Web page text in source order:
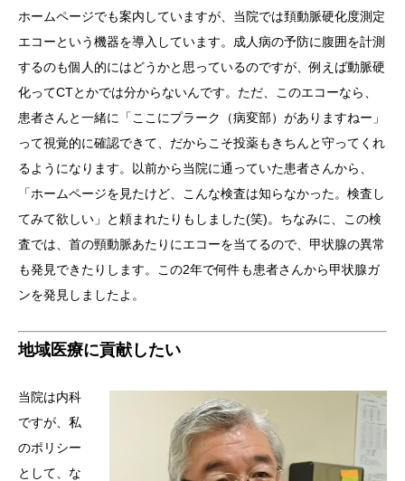
ホームページでも案内していますが、当院では頚動脈硬化度測定
エコーという機器を導入しています。成人病の予防に腹囲を計測
するのも個人的にはどうかと思っているのですが、例えば動脈硬
化ってCTとかでは分からないんです。ただ、このエコーなら、
患者さんと一緒に「ここにプラーク（病変部）がありますねー」
って視覚的に確認できて、だからこそ投薬もきちんと守ってくれ
るようになります。以前から当院に通っていた患者さんから、
「ホームページを見たけど、こんな検査は知らなかった。検査し
てみて欲しい」と頼まれたりもしました(笑)。ちなみに、この検
査では、首の頸動脈あたりにエコーを当てるので、甲状腺の異常
も発見できたりします。この2年で何件も患者さんから甲状腺ガ
ンを発見しましたよ。
地域医療に貢献したい
当院は内科
ですが、私
のポリシー
として、な